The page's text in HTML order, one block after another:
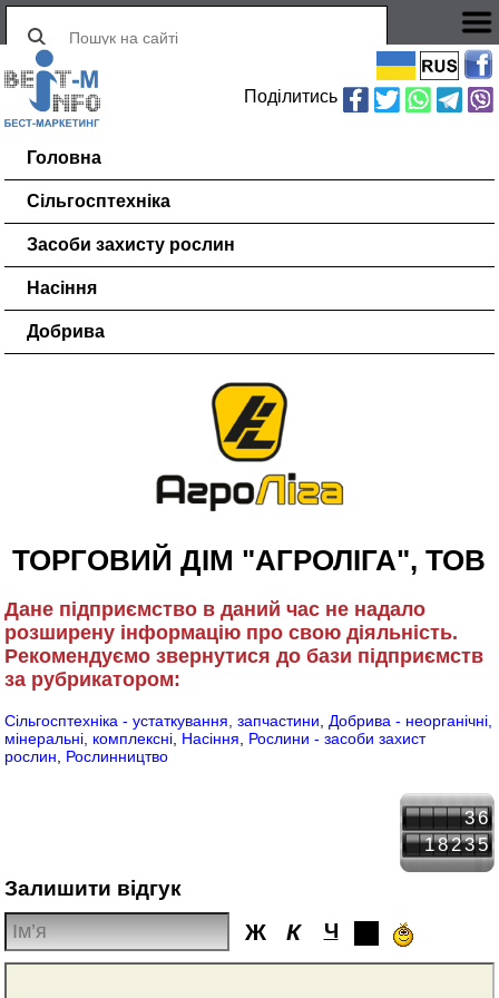
Поділитись
Головна
Сільгосптехніка
Засоби захисту рослин
Насіння
Добрива
ТОРГОВИЙ ДІМ "АГРОЛІГА", ТОВ
Дане підприємство в даний час не надало
розширену інформацію про свою діяльність.
Рекомендуємо звернутися до бази підприємств
за рубрикатором:
Сільгосптехніка - устаткування, запчастини
Добрива - неорганічні,
мінеральні, комплексні Насіння
Рослини - засоби захист
рослин
Рослинництво
36
18235
Залишити відгук
Ж К Ч